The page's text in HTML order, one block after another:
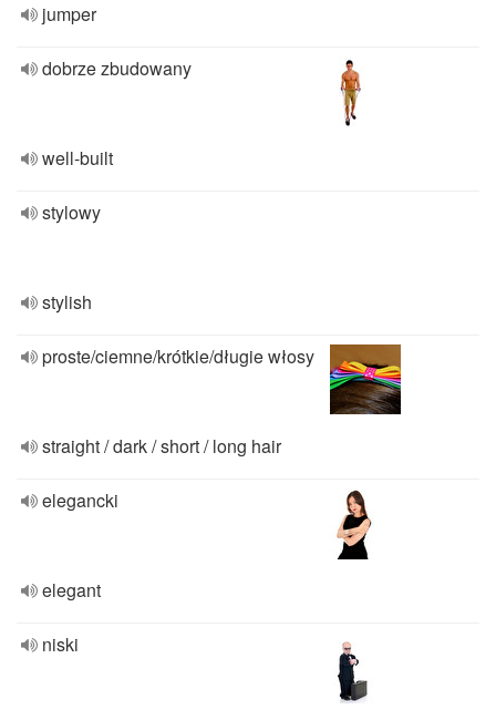
jumper
dobrze zbudowany
well-built
stylowy
stylish
proste/ciemne/krótkie/długie włosy
straight / dark / short / long hair
elegancki
elegant
niski